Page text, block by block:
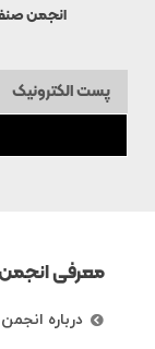
انجمن
معرفی
درباره انجمن